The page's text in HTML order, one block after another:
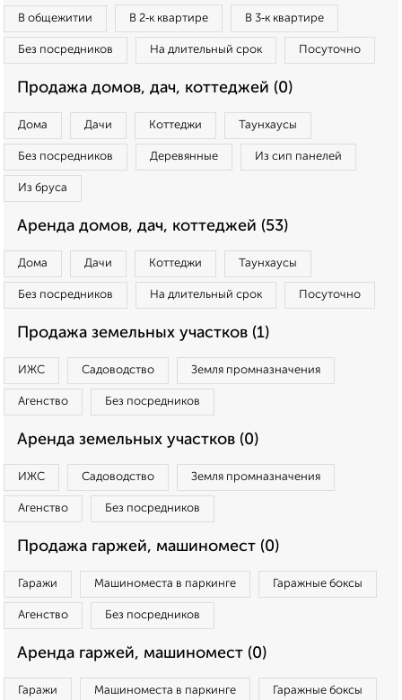
В общежитии В 2‑к квартире В 3‑к квартире
Без посредников На длительный срок Посуточно
Продажа домов, дач, коттеджей (0)
Дома Дачи Коттеджи Таунхаусы
Без посредников Деревянные Из сип панелей
Из бруса
Аренда домов, дач, коттеджей (53)
Дома Дачи Коттеджи Таунхаусы
Без посредников На длительный срок Посуточно
Продажа земельных участков (1)
ИЖС Садоводство Земля промназначения
Агенство Без посредников
Аренда земельных участков (0)
ИЖС Садоводство Земля промназначения
Агенство Без посредников
Продажа гаржей, машиномест (0)
Гаражи Машиноместа в паркинге Гаражные боксы
Агенство Без посредников
Аренда гаржей, машиномест (0)
Гаражи Машиноместа в паркинге Гаражные боксы